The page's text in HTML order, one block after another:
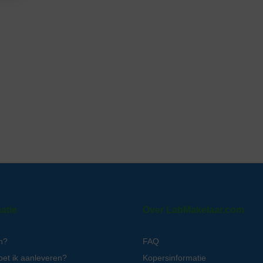
ik aanleveren?
Over LabMakelaar.com
FAQ
Kopersinformatie